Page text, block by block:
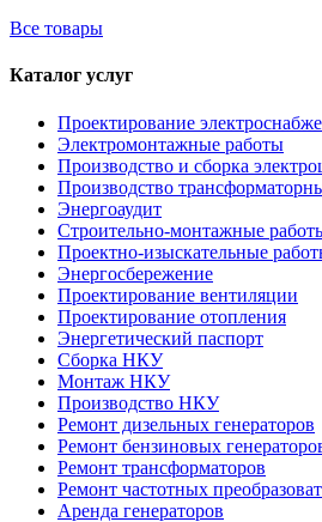
Все товары
Каталог услуг
Проектирование
Электромонтажные работы
Производство и сборка
Производство
Энергоаудит
Строительно-монтажные
Проектно-изыскательные
Энергосбережение
Проектирование вентиляции
Проектирование отопления
Энергетический паспорт
Сборка НКУ
Монтаж НКУ
Производство НКУ
Ремонт дизельных генераторов
Ремонт бензиновых
Ремонт трансформаторов
Ремонт частотных
Аренда генераторов